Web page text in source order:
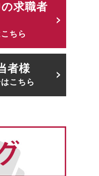
求職者
ちら
者様
こちら